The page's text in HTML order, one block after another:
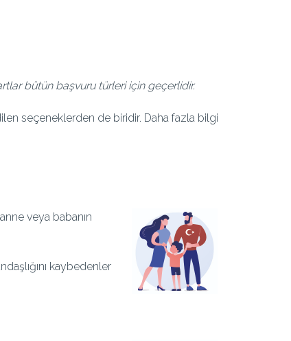
bütün başvuru türleri için geçerlidir.
seçeneklerden de biridir. Daha fazla bilgi
veya babanın
kaybedenler